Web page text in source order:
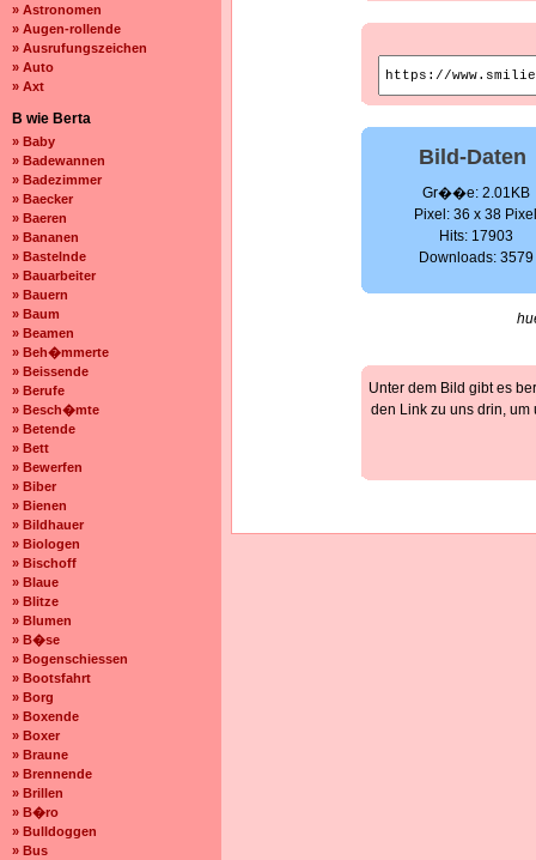
» Astronomen
» Augen-rollende
» Ausrufungszeichen
» Auto
» Axt
B wie Berta
» Baby
» Badewannen
» Badezimmer
» Baecker
» Baeren
» Bananen
» Bastelnde
» Bauarbeiter
» Bauern
» Baum
» Beamen
» Beh�mmerte
» Beissende
» Berufe
» Besch�mte
» Betende
» Bett
» Bewerfen
» Biber
» Bienen
» Bildhauer
» Biologen
» Bischoff
» Blaue
» Blitze
» Blumen
» B�se
» Bogenschiessen
» Bootsfahrt
» Borg
» Boxende
» Boxer
» Braune
» Brennende
» Brillen
» B�ro
» Bulldoggen
» Bus
Bild-Daten
Gr��e: 2.01KB
Pixel: 36 x 38
Hits: 17903
Downloads: 3579
Unter dem Bild gibt es
den Link zu uns drin,